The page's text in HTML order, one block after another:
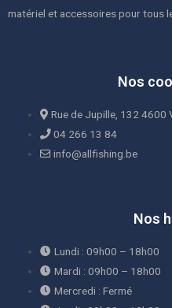
matériel et accessoires pour tous
Nos
Rue de Jupille, 132 4600
04 266 13 84
info@allfishing.be
Nos
Lundi : 09h00 – 18h00
Mardi : 09h00 – 18h00
Mercredi : Fermé